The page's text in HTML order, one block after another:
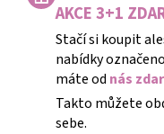
AKCE 3+1
Stačí si koupit
nabídky
máte od nás
Takto můžete
sebe.